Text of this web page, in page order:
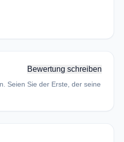
Bewertung schreiben
Seien Sie der Erste, der seine